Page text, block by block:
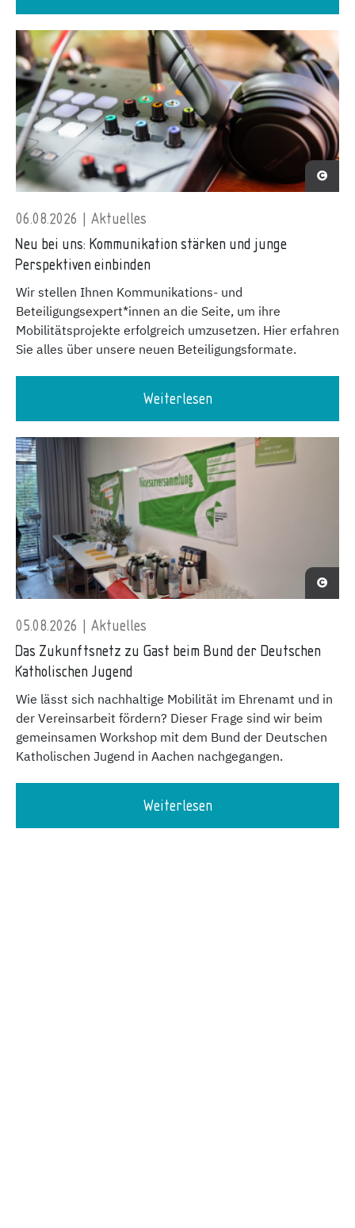
06.08.2026 | Aktuelles
Neu bei uns: Kommunikation stärken und junge
Perspektiven einbinden
Wir stellen Ihnen Kommunikations- und
Beteiligungsexpert*innen an die Seite, um ihre
Mobilitätsprojekte erfolgreich umzusetzen. Hier erfahren
Sie alles über unsere neuen Beteiligungsformate.
Weiterlesen
05.08.2026 | Aktuelles
Das Zukunftsnetz zu Gast beim Bund der Deutschen
Katholischen Jugend
Wie lässt sich nachhaltige Mobilität im Ehrenamt und in
der Vereinsarbeit fördern? Dieser Frage sind wir beim
gemeinsamen Workshop mit dem Bund der Deutschen
Katholischen Jugend in Aachen nachgegangen.
Weiterlesen